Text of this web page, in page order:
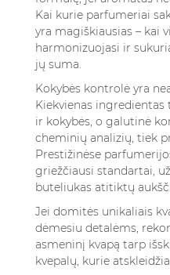
Kai kurie parfumeriai
yra magiškiausias – kai
harmonizuojasi ir
jų suma.
Kokybės kontrolė yra
Kiekvienas
ir kokybės, o galutinė
cheminių analizių, tiek
Prestižinėse
griežčiausi standartai,
buteliukas atitiktų
Jei domitės unikaliais
dėmesiu detalėms,
asmeninį kvapą tarp
kvepalų, kurie